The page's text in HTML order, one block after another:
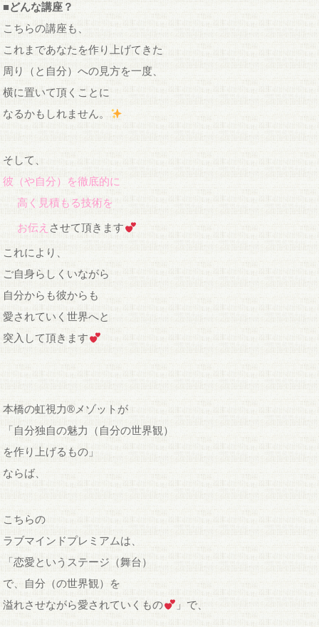
■どんな講座？
こちらの講座も、
これまであなたを作り上げてきた
周り（と自分）への見方を一度、
横に置いて頂くことに
なるかもしれません。
そして、
彼（や自分）を徹底的に
高く見積もる技術を
お伝え させて頂きます
これにより、
ご自身らしくいながら
自分からも彼からも
愛されていく世界へと
突入して頂きます
本橋の虹視力®︎メゾットが
「自分独自の魅力（自分の世界観）
を作り上げるもの」
ならば、
こちらの
ラブマインドプレミアムは、
「恋愛というステージ（舞台）
で、自分（の世界観）を
溢れさせながら愛されていくもの
」で、